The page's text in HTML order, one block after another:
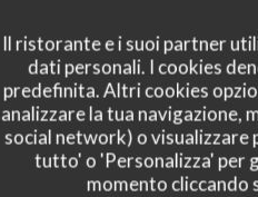
Il ristorante e i suoi partner
dati personali. I cookies
predefinita. Altri cookies
analizzare la tua navigazione,
social network) o visualizzare
tutto' o 'Personalizza' per
momento cliccando